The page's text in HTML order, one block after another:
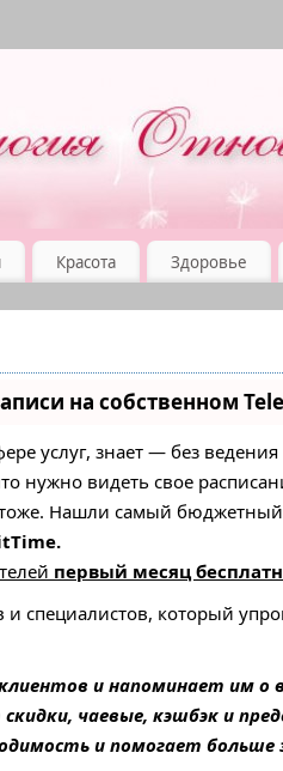
Красота Здоровье
на собственном
услуг, знает — без
нужно видеть свое
тоже. Нашли самый
первый месяц
и специалистов, который
и напоминает им о
чаевые, кэшбэк и
и помогает